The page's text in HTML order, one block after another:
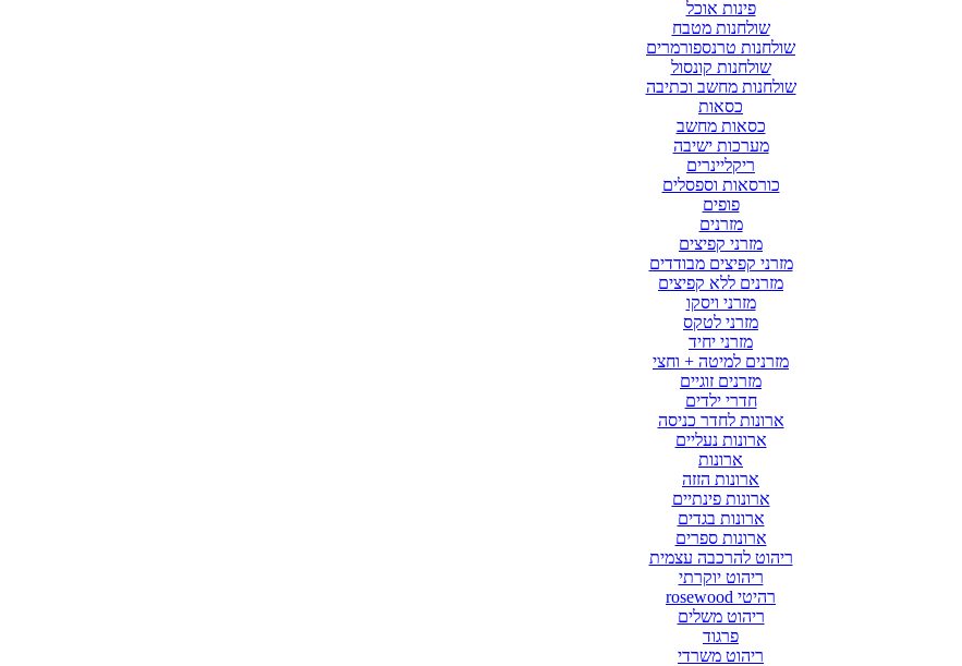
פינות אוכל
שולחנות מטבח
שולחנות טרנספורמרים
שולחנות קונסול
שולחנות מחשב וכתיבה
כסאות
כסאות מחשב
מערכות ישיבה
ריקליינרים
כורסאות וספסלים
פופים
מזרנים
מזרני קפיצים
מזרני קפיצים מבודדים
מזרנים ללא קפיצים
מזרני ויסקו
מזרני לטקס
מזרני יחיד
מזרנים למיטה + וחצי
מזרנים זוגיים
חדרי ילדים
ארונות לחדר כניסה
ארונות נעליים
ארונות
ארונות הזזה
ארונות פינתיים
ארונות בגדים
ארונות ספרים
ריהוט להרכבה עצמית
ריהוט יוקרתי
רהיטי rosewood
ריהוט משלים
פרגוד
ריהוט משרדי